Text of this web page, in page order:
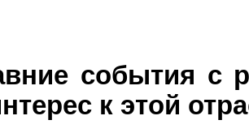
события с
к этой